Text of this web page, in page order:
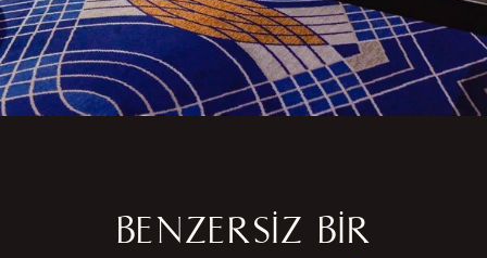
BENZERSİZ BİR